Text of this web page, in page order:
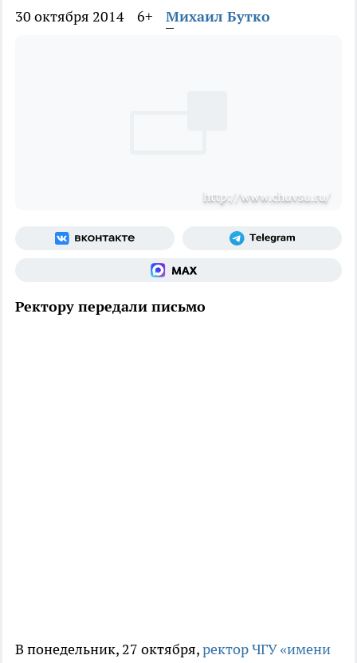
30 октября 2014 6+ Михаил Бутко
http://www.chuvsu.ru/
Ректору передали письмо
В понедельник, 27 октября,ректор ЧГУ «имени